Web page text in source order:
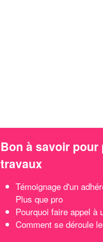
Bon à savoir pour
travaux
Témoignage d'un
Plus que pro
Pourquoi faire appel à
Comment se déroule